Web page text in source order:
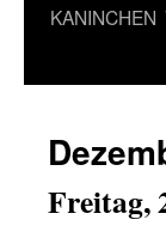
springen
KANINCHEN
Freitag,